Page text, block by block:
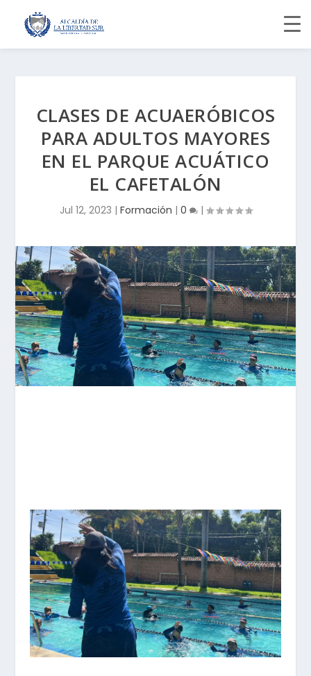
CLASES DE ACUAERÓBICOS
PARA ADULTOS MAYORES
EN EL PARQUE ACUÁTICO
EL CAFETALÓN
Jul 12, 2023 | Formación | 0 |